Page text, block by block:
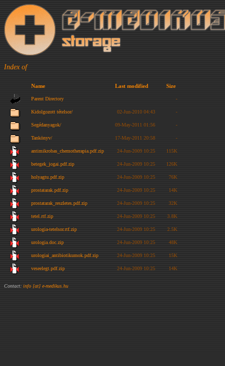
Index of
Name Last modified Size
Parent Directory -
Kidolgozott tételsor/ 02-Jun-2010 04:43 -
Segédanyagok/ 09-May-2011 01:56 -
Tankönyv/ 17-May-2011 20:58 -
antimikrobas_chemotherapia.pdf.zip 24-Jun-2009 10:25 115K
betegek_jogai.pdf.zip 24-Jun-2009 10:25 126K
holyagtu.pdf.zip 24-Jun-2009 10:25 76K
prostatarak.pdf.zip 24-Jun-2009 10:25 14K
prostatarak_reszletes.pdf.zip 24-Jun-2009 10:25 32K
tetel.rtf.zip 24-Jun-2009 10:25 3.8K
urologia-tetelsor.rtf.zip 24-Jun-2009 10:25 2.5K
urologia.doc.zip 24-Jun-2009 10:25 48K
urologiai_antibiotikumok.pdf.zip 24-Jun-2009 10:25 15K
veseelegt.pdf.zip 24-Jun-2009 10:25 14K
Contact: info [at] e-medikus.hu